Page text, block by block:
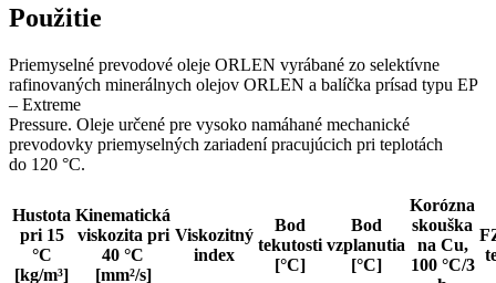
Použitie
Priemyselné prevodové oleje ORLEN vyrábané zo selektívne
rafinovaných minerálnych olejov ORLEN a balíčka prísad typu EP
– Extreme
Pressure. Oleje určené pre vysoko namáhané mechanické
prevodovky priemyselných zariadení pracujúcich pri teplotách
do 120 °C.
Hustota
pri 15
°C
[kg/m³]
Kinematická
viskozita pri
40 °C
[mm²/s]
Viskozitný
index
Bod
tekutosti
[°C]
Bod
vzplanutia
[°C]
Korózna
skouška
na Cu,
100 °C/3